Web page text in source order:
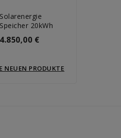
Solarenergie
Speicher 20kWh
4.850,00 €
NEUEN PRODUKTE